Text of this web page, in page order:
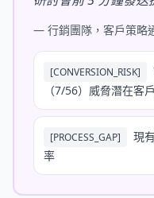
— 行銷團隊，客戶策略
[CONVERSION_RISK]
（7/56）威脅潛在客
[PROCESS_GAP]
現
率